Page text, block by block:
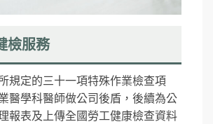
檢服務
規定的三十一項特殊作業檢查項
醫學科醫師做公司後盾，後續為公
報表及上傳全國勞工健康檢查資料